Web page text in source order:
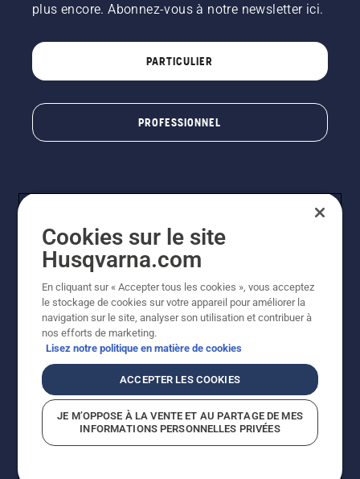
plus encore. Abonnez-vous à notre newsletter ici.
PARTICULIER
PROFESSIONNEL
© Husqvarna AB (publ). Tous droits réservés. Les prix
indiqués sont à titre indicatif de Husqvarna Schweiz AG
aux revendeurs participants, prix en CHF, TVA 8,1 % et
TAR incluses. Sous réserve de modification. Tous les
prix indiqués sont des prix de vente recommandés (TVA
incluse), sauf si le produit est disponible pour un achat
Politique relative aux cookiesConditions d'utilisation
Avis de confidentialitéImpressionCGVL Shop en ligne
Signalement de violations présumées
Cookies sur le site
Husqvarna.com
En cliquant sur « Accepter tous les cookies », vous acceptez
le stockage de cookies sur votre appareil pour améliorer la
navigation sur le site, analyser son utilisation et contribuer à
nos efforts de marketing.
Lisez notre politique en matière de cookies
ACCEPTER LES COOKIES
JE M’OPPOSE À LA VENTE ET AU PARTAGE DE MES
INFORMATIONS PERSONNELLES PRIVÉES